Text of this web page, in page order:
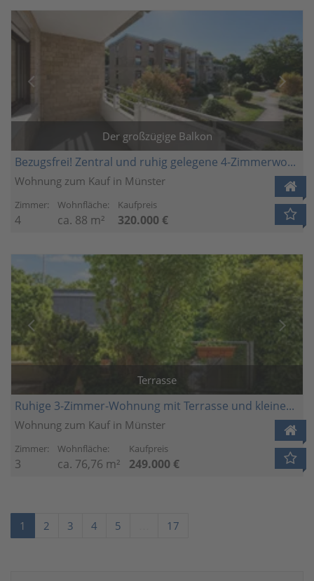
Der großzügige Balkon
Bezugsfrei! Zentral und ruhig gelegene 4-Zimmerwohnung mit TG- Stellplatz im Rumphorstviertel
Wohnung zum Kauf in Münster
Zimmer:
4
Wohnfläche:
ca. 88 m²
Kaufpreis
320.000 €
Terrasse
Ruhige 3-Zimmer-Wohnung mit Terrasse und kleinem Garten
Wohnung zum Kauf in Münster
Zimmer:
3
Wohnfläche:
ca. 76,76 m²
Kaufpreis
249.000 €
1 2 3 4 5 17